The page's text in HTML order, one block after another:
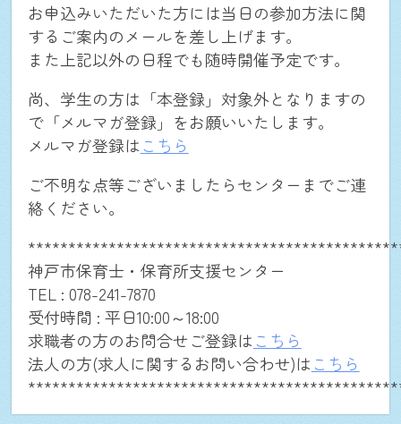
ログイン
close
お申込みいただいた方には当日の参加方法に関
するご案内のメールを差し上げます。
また上記以外の日程でも随時開催予定です。
尚、学生の方は「本登録」対象外となりますの
で「メルマガ登録」をお願いいたします。
メルマガ登録は こちら
ご不明な点等ございましたらセンターまでご連
絡ください。
神戸市保育士・保育所支援センター
TEL : 078-241-7870
受付時間 : 平日10:00～18:00
求職者の方のお問合せご登録は こちら
法人の方(求人に関するお問い合わせ)は こちら